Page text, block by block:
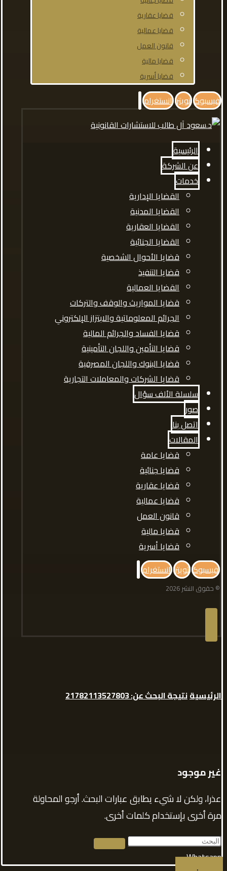
قضايا عقارية
قضايا عمالية
قانون العمل
قضايا مالية
قضايا أسرية
فيسبوك تويتر انستغرام
الرئيسية
عن الشركة
خدمات
القضايا الإدارية
القضايا المدنية
القضايا العقارية
القضايا الجنائية
قضايا الأحوال الشخصية
قضايا التنفيذ
القضايا العمالية
قضايا المواريث والوقف والتركات
الجرائم المعلوماتية والابتزاز الإلكتروني
قضايا الفساد والجرائم المالية
قضايا التأمين واللجان التأمينية
قضايا البنوك واللجان المصرفية
قضايا الشركات والمعاملات التجارية
سلسلة الألف سؤال
صور
اتصل بنا
المقالات
قضايا عامة
قضايا جنائية
قضايا عقارية
قضايا عمالية
قانون العمل
قضايا مالية
قضايا أسرية
فيسبوك تويتر انستغرام
© حقوق النشر 2026
الرئيسيةنتيجة البحث عن: 21782113527803
غير موجود
عذرا، ولكن لا شيء يطابق عبارات البحث. أرجو المحاولة
مرة أخرى بإستخدام كلمات أخرى.
Whatsapp